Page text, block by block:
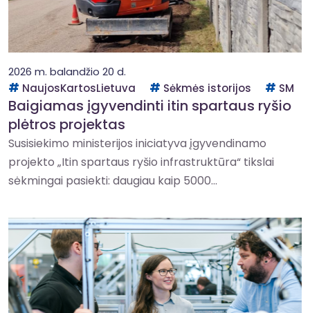
2026 m. balandžio 20 d.
NaujosKartosLietuva
Sėkmės istorijos SM
Baigiamas įgyvendinti itin spartaus ryšio
plėtros projektas
Susisiekimo ministerijos iniciatyva įgyvendinamo
projekto „Itin spartaus ryšio infrastruktūra“ tikslai
sėkmingai pasiekti: daugiau kaip 5000...